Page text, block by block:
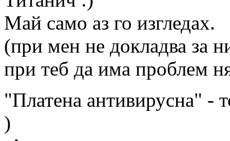
Май само аз го изгледах.
(при мен не докладва за
при теб да има проблем
"Платена антивирусна" -
)